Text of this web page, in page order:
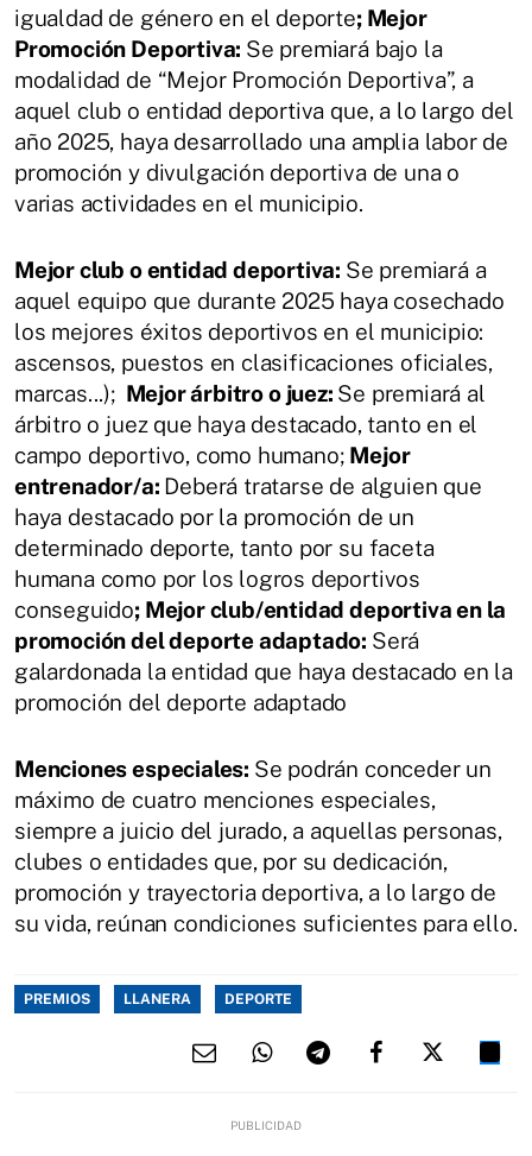
igualdad de género en el deporte; Mejor
Promoción Deportiva: Se premiará bajo la
modalidad de “Mejor Promoción Deportiva”, a
aquel club o entidad deportiva que, a lo largo del
año 2025, haya desarrollado una amplia labor de
promoción y divulgación deportiva de una o
varias actividades en el municipio.
Mejor club o entidad deportiva: Se premiará a
aquel equipo que durante 2025 haya cosechado
los mejores éxitos deportivos en el municipio:
ascensos, puestos en clasificaciones oficiales,
marcas...); Mejor árbitro o juez: Se premiará al
árbitro o juez que haya destacado, tanto en el
campo deportivo, como humano; Mejor
entrenador/a: Deberá tratarse de alguien que
haya destacado por la promoción de un
determinado deporte, tanto por su faceta
humana como por los logros deportivos
conseguido; Mejor club/entidad deportiva en la
promoción del deporte adaptado: Será
galardonada la entidad que haya destacado en la
promoción del deporte adaptado
Menciones especiales: Se podrán conceder un
máximo de cuatro menciones especiales,
siempre a juicio del jurado, a aquellas personas,
clubes o entidades que, por su dedicación,
promoción y trayectoria deportiva, a lo largo de
su vida, reúnan condiciones suficientes para ello.
PREMIOS LLANERA DEPORTE